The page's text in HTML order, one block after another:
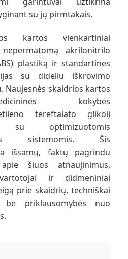
su jų pirmtakais.
kartos vienkartiniai
akrilonitrilo
plastiką ir standartines
su dideliu iškrovimo
Naujesnės skaidrios kartos
kokybės
tereftalato glikolį
optimizuotomis
sistemomis. Šis
išsamų, faktų pagrindu
šiuos atnaujinimus,
ir didmeniniai
prie skaidrių, techniškai
be priklausomybės nuo